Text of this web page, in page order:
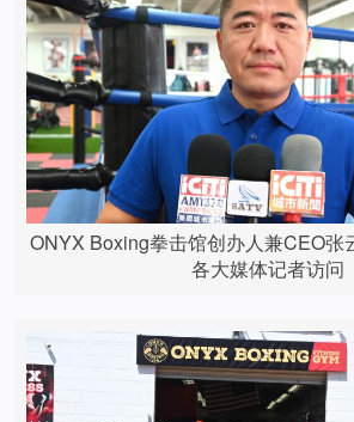
ONYX Boxing拳击馆创办人兼CEO张
各大媒体记者访问